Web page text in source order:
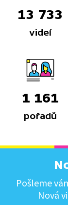
13 733
videí
1 161
pořadů
Pošleme
Nová